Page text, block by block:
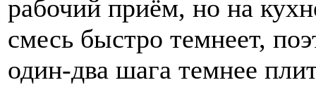
рабочий приём, но на
смесь быстро темнеет,
один-два шага темнее